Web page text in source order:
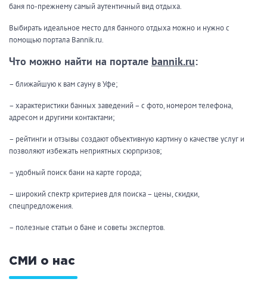
баня по-прежнему самый аутентичный вид отдыха.
Выбирать идеальное место для банного отдыха можно и нужно с
помощью портала Bannik.ru.
Что можно найти на портале bannik.ru:
– ближайшую к вам сауну в Уфе;
– характеристики банных заведений – с фото, номером телефона,
адресом и другими контактами;
– рейтинги и отзывы создают объективную картину о качестве услуг и
позволяют избежать неприятных сюрпризов;
– удобный поиск бани на карте города;
– широкий спектр критериев для поиска – цены, скидки,
спецпредложения.
– полезные статьи о бане и советы экспертов.
СМИ о нас